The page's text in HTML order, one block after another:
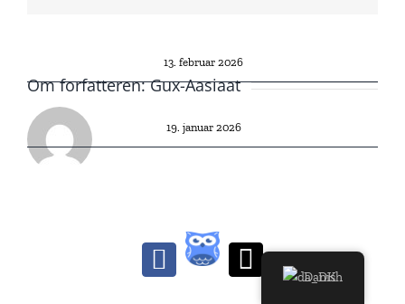
Om forfatteren:Gux-Aasiaat
13. februar 2026
19. januar 2026
Facebook
Lectio
E-
Danish